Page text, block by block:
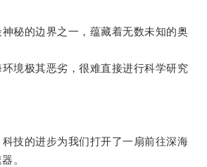
的边界之一，蕴藏着无数未知的奥
极其恶劣，很难直接进行科学研究
的进步为我们打开了一扇前往深海
。